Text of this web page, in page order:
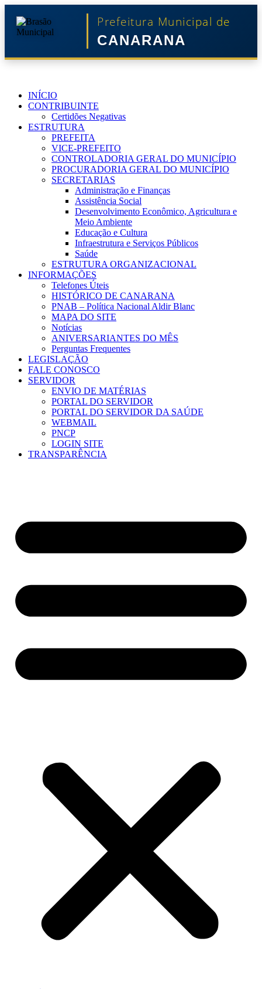
Prefeitura Municipal de
CANARANA
INÍCIO
CONTRIBUINTE
Certidões Negativas
ESTRUTURA
PREFEITA
VICE-PREFEITO
CONTROLADORIA GERAL DO MUNICÍPIO
PROCURADORIA GERAL DO MUNICÍPIO
SECRETARIAS
Administração e Finanças
Assistência Social
Desenvolvimento Econômico, Agricultura e
Meio Ambiente
Educação e Cultura
Infraestrutura e Serviços Públicos
Saúde
ESTRUTURA ORGANIZACIONAL
INFORMAÇÕES
Telefones Úteis
HISTÓRICO DE CANARANA
PNAB – Política Nacional Aldir Blanc
MAPA DO SITE
Notícias
ANIVERSARIANTES DO MÊS
Perguntas Frequentes
LEGISLAÇÃO
FALE CONOSCO
SERVIDOR
ENVIO DE MATÉRIAS
PORTAL DO SERVIDOR
PORTAL DO SERVIDOR DA SAÚDE
WEBMAIL
PNCP
LOGIN SITE
TRANSPARÊNCIA